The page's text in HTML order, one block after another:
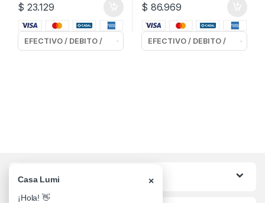
$ 23.129 $ 86.969
Categorias
Casa Lumi ×
¡Hola! 👋